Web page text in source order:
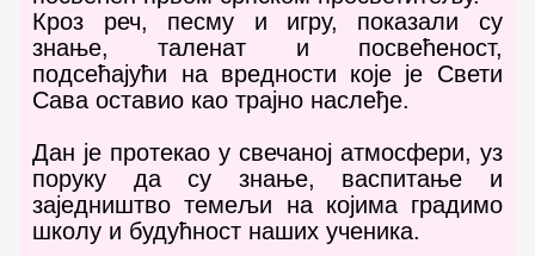
Кроз реч, песму и игру, показали су
знање, таленат и посвећеност,
подсећајући на вредности које је Свети
Сава оставио као трајно наслеђе.
Дан је протекао у свечаној атмосфери, уз
поруку да су знање, васпитање и
заједништво темељи на којима градимо
школу и будућност наших ученика.